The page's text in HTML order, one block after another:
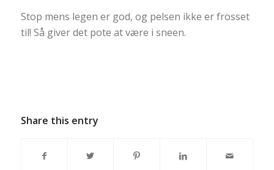
Stop mens legen er god, og pelsen ikke er frosset
til! Så giver det pote at være i sneen.
Share this entry